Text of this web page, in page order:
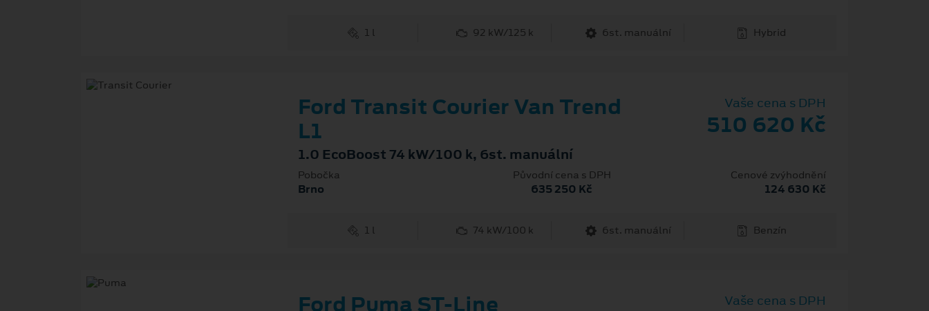
1 l 92 kW/125 k 6st. manuální Hybrid
Ford Transit Courier Van Trend
L1
1.0 EcoBoost 74 kW/100 k, 6st. manuální
Vaše cena s DPH
510 620 Kč
Pobočka
Brno
Původní cena s DPH
635 250 Kč
Cenové zvýhodnění
124 630 Kč
1 l 74 kW/100 k 6st. manuální Benzín
Ford Puma ST-Line Vaše cena s DPH